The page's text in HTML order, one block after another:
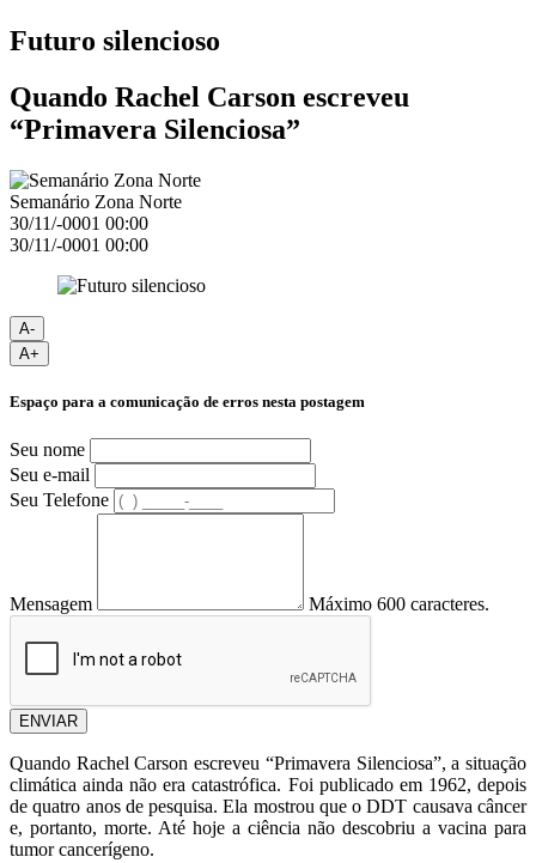
Futuro silencioso
Quando Rachel Carson escreveu
“Primavera Silenciosa”
Semanário Zona Norte
30/11/-0001 00:00
30/11/-0001 00:00
A-
A+
Espaço para a comunicação de erros nesta postagem
Seu nome
Seu e-mail
Seu Telefone
Mensagem Máximo 600 caracteres.
ENVIAR
Quando Rachel Carson escreveu “Primavera Silenciosa”, a situação
climática ainda não era catastrófica. Foi publicado em 1962, depois
de quatro anos de pesquisa. Ela mostrou que o DDT causava câncer
e, portanto, morte. Até hoje a ciência não descobriu a vacina para
tumor cancerígeno.